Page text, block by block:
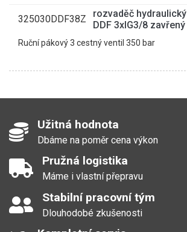
325030DDF38Z
rozvaděč hydraulický
DDF 3xIG3/8 zavřený
Ruční pákový 3 cestný ventil 350 bar
Užitná hodnota
Dbáme na poměr cena výkon
Pružná logistika
Máme i vlastní přepravu
Stabilní pracovní tým
Dlouhodobé zkušenosti